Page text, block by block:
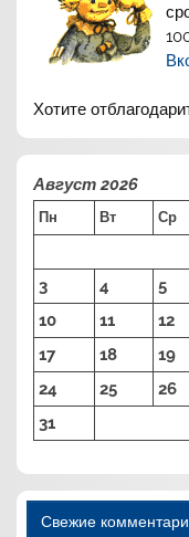
Хотите
Август 2026
Пн Вт Ср
3
4 5
10
11 12
17
18 19
24
25 26
31
Свежие